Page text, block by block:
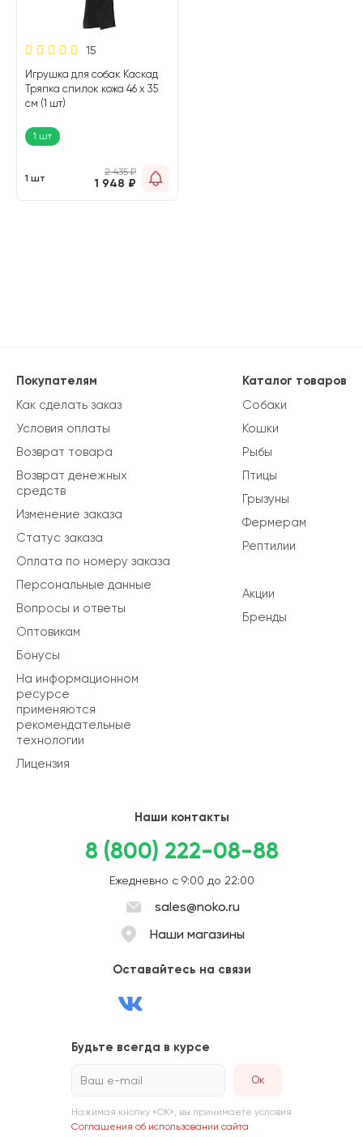
15
Игрушка для собак Каскад
Тряпка спилок кожа 46 х 35
см (1 шт)
1 шт
1 шт
2 435₽
1 948 ₽
Каталог товаров
Собаки
Кошки
Рыбы
Птицы
Грызуны
Фермерам
Рептилии
Акции
Бренды
Покупателям
Как сделать заказ
Условия оплаты
Возврат товара
Возврат денежных
средств
Изменение заказа
Статус заказа
Оплата по номеру заказа
Персональные данные
Вопросы и ответы
Оптовикам
Бонусы
На информационном
ресурсе
применяются
рекомендательные
технологии
Лицензия
Наши контакты
8 (800) 222-08-88
Ежедневно с 9:00 до 22:00
sales@noko.ru
Наши магазины
Оставайтесь на связи
Будьте всегда в курсе
Ваш e-mail
Нажимая кнопку «ОК», вы принимаете условия
Соглашения об использовании сайта